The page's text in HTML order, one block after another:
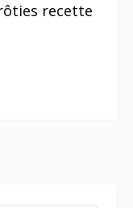
recette